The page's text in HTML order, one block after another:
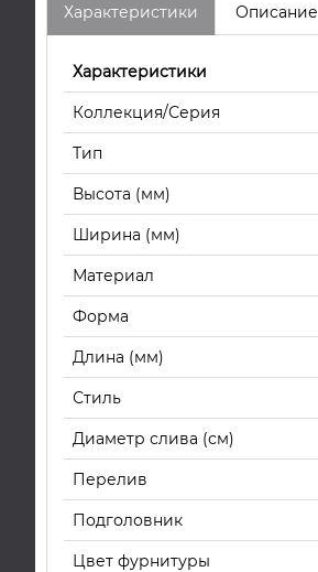
Характеристики Описание
Характеристики
Коллекция/Серия
Тип
Высота (мм)
Ширина (мм)
Материал
Форма
Длина (мм)
Стиль
Диаметр слива (см)
Перелив
Подголовник
Цвет фурнитуры